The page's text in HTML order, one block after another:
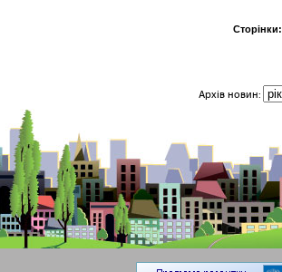
Сторінки:
Архів новин: